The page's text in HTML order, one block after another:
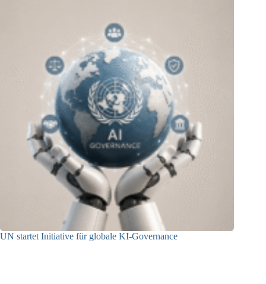
UN startet Initiative für globale KI-Governance